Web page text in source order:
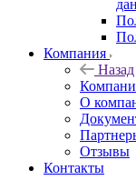
Компания
Назад
О
Отзывы
Контакты